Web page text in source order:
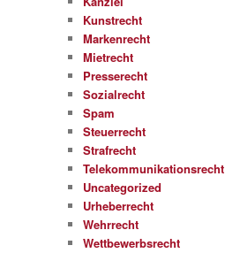
Kunstrecht
Markenrecht
Mietrecht
Presserecht
Sozialrecht
Spam
Steuerrecht
Strafrecht
Telekommunikationsrecht
Uncategorized
Urheberrecht
Wehrrecht
Wettbewerbsrecht